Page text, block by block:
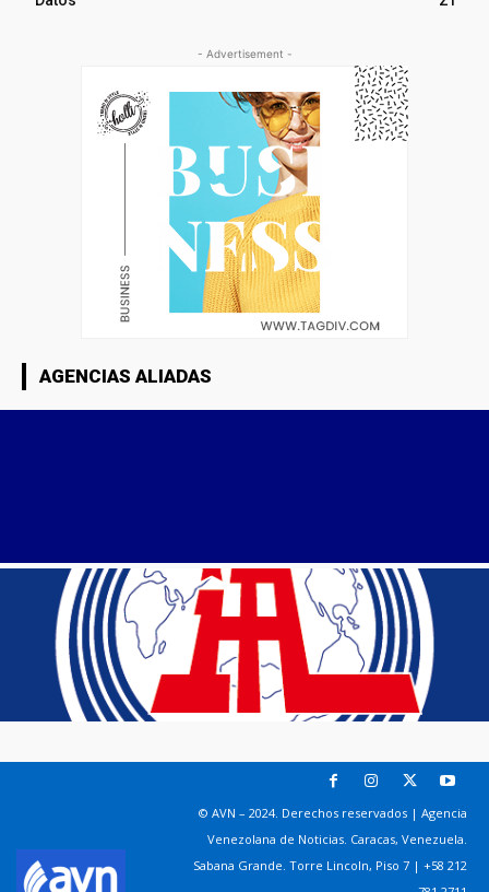
- Advertisement -
AGENCIAS ALIADAS
© AVN – 2024. Derechos reservados | Agencia
Venezolana de Noticias. Caracas, Venezuela.
Sabana Grande. Torre Lincoln, Piso 7 | +58 212